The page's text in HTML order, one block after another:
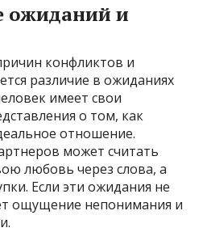
ожиданий и
конфликтов и
различие в ожиданиях
имеет свои
о том, как
отношение.
может считать
любовь через слова, а
Если эти ожидания не
ощущение непонимания и